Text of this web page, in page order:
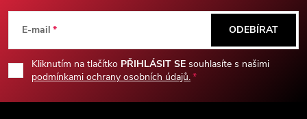
p
a
E-mail
Kliknutím na tlačítko PŘIHLÁSIT SE souhlasíte s našimi
podmínkami ochrany osobních údajů.
ODEBÍRAT